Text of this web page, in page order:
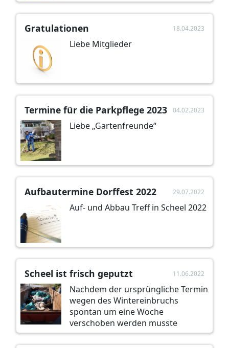
Gratulationen 18.04.2023
Liebe Mitglieder
Termine für die Parkpflege 2023 04.02.2023
Liebe „Gartenfreunde“
Aufbautermine Dorffest 2022 29.07.2022
Auf- und Abbau Treff in Scheel 2022
Scheel ist frisch geputzt 11.06.2022
Nachdem der ursprüngliche Termin
wegen des Wintereinbruchs
spontan um eine Woche
verschoben werden musste